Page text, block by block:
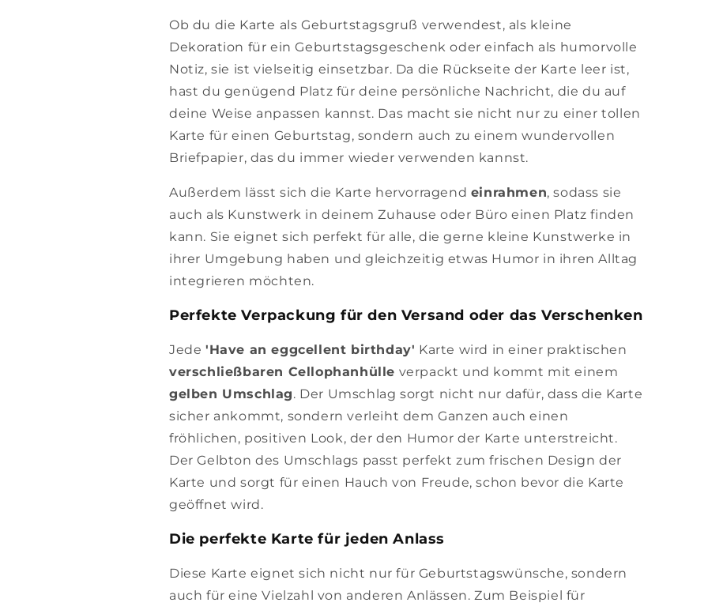
Ob du die Karte als Geburtstagsgruß verwendest, als kleine
Dekoration für ein Geburtstagsgeschenk oder einfach als humorvolle
Notiz, sie ist vielseitig einsetzbar. Da die Rückseite der Karte leer ist,
hast du genügend Platz für deine persönliche Nachricht, die du auf
deine Weise anpassen kannst. Das macht sie nicht nur zu einer tollen
Karte für einen Geburtstag, sondern auch zu einem wundervollen
Briefpapier, das du immer wieder verwenden kannst.
Außerdem lässt sich die Karte hervorragend einrahmen, sodass sie
auch als Kunstwerk in deinem Zuhause oder Büro einen Platz finden
kann. Sie eignet sich perfekt für alle, die gerne kleine Kunstwerke in
ihrer Umgebung haben und gleichzeitig etwas Humor in ihren Alltag
integrieren möchten.
Perfekte Verpackung für den Versand oder das Verschenken
Jede 'Have an eggcellent birthday' Karte wird in einer praktischen
verschließbaren Cellophanhülle verpackt und kommt mit einem
gelben Umschlag. Der Umschlag sorgt nicht nur dafür, dass die Karte
sicher ankommt, sondern verleiht dem Ganzen auch einen
fröhlichen, positiven Look, der den Humor der Karte unterstreicht.
Der Gelbton des Umschlags passt perfekt zum frischen Design der
Karte und sorgt für einen Hauch von Freude, schon bevor die Karte
geöffnet wird.
Die perfekte Karte für jeden Anlass
Diese Karte eignet sich nicht nur für Geburtstagswünsche, sondern
auch für eine Vielzahl von anderen Anlässen. Zum Beispiel für